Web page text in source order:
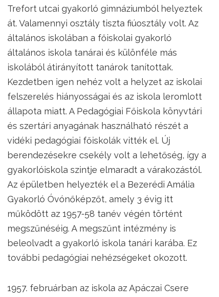
Trefort utcai gyakorló gimnáziumból helyeztek
át. Valamennyi osztály tiszta fiúosztály volt. Az
általános iskolában a főiskolai gyakorló
általános iskola tanárai és különféle más
iskolából átirányított tanárok tanítottak.
Kezdetben igen nehéz volt a helyzet az iskolai
felszerelés hiányosságai és az iskola leromlott
állapota miatt. A Pedagógiai Főiskola könyvtári
és szertári anyagának használható részét a
vidéki pedagógiai főiskolák vitték el. Új
berendezésekre csekély volt a lehetőség, így a
gyakorlóiskola szintje elmaradt a várakozástól.
Az épületben helyezték el a Bezerédi Amália
Gyakorló Óvónőképzőt, amely 3 évig itt
működött az 1957-58 tanév végén történt
megszűnéséig. A megszűnt intézmény is
beleolvadt a gyakorló iskola tanári karába. Ez
további pedagógiai nehézségeket okozott.
1957. februárban az iskola az Apáczai Csere